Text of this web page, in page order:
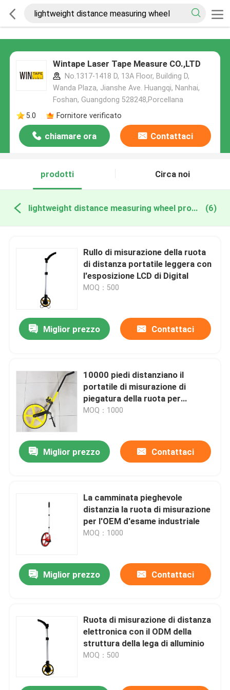
Wintape Laser Tape Measure CO.,LTD
No.1317-1418 D, 13A Floor, Building D,
Wanda Plaza, Jianshe Ave. Huangqi, Nanhai,
Foshan, Guangdong 528248,Porcellana
5.0
Fornitore verificato
chiamare ora Contattaci
prodotti Circa noi
lightweight distance measuring wheel produzione online (6)
Rullo di misurazione della ruota
di distanza portatile leggera con
l'esposizione LCD di Digital
MOQ：500
Miglior prezzo Contattaci
10000 piedi distanziano il
portatile di misurazione di
piegatura della ruota per
l'organizzazione della
MOQ：1000
Miglior prezzo Contattaci
La camminata pieghevole
distanzia la ruota di misurazione
per l'OEM d'esame industriale
MOQ：1000
Miglior prezzo Contattaci
Ruota di misurazione di distanza
elettronica con il ODM della
struttura della lega di alluminio
MOQ：500